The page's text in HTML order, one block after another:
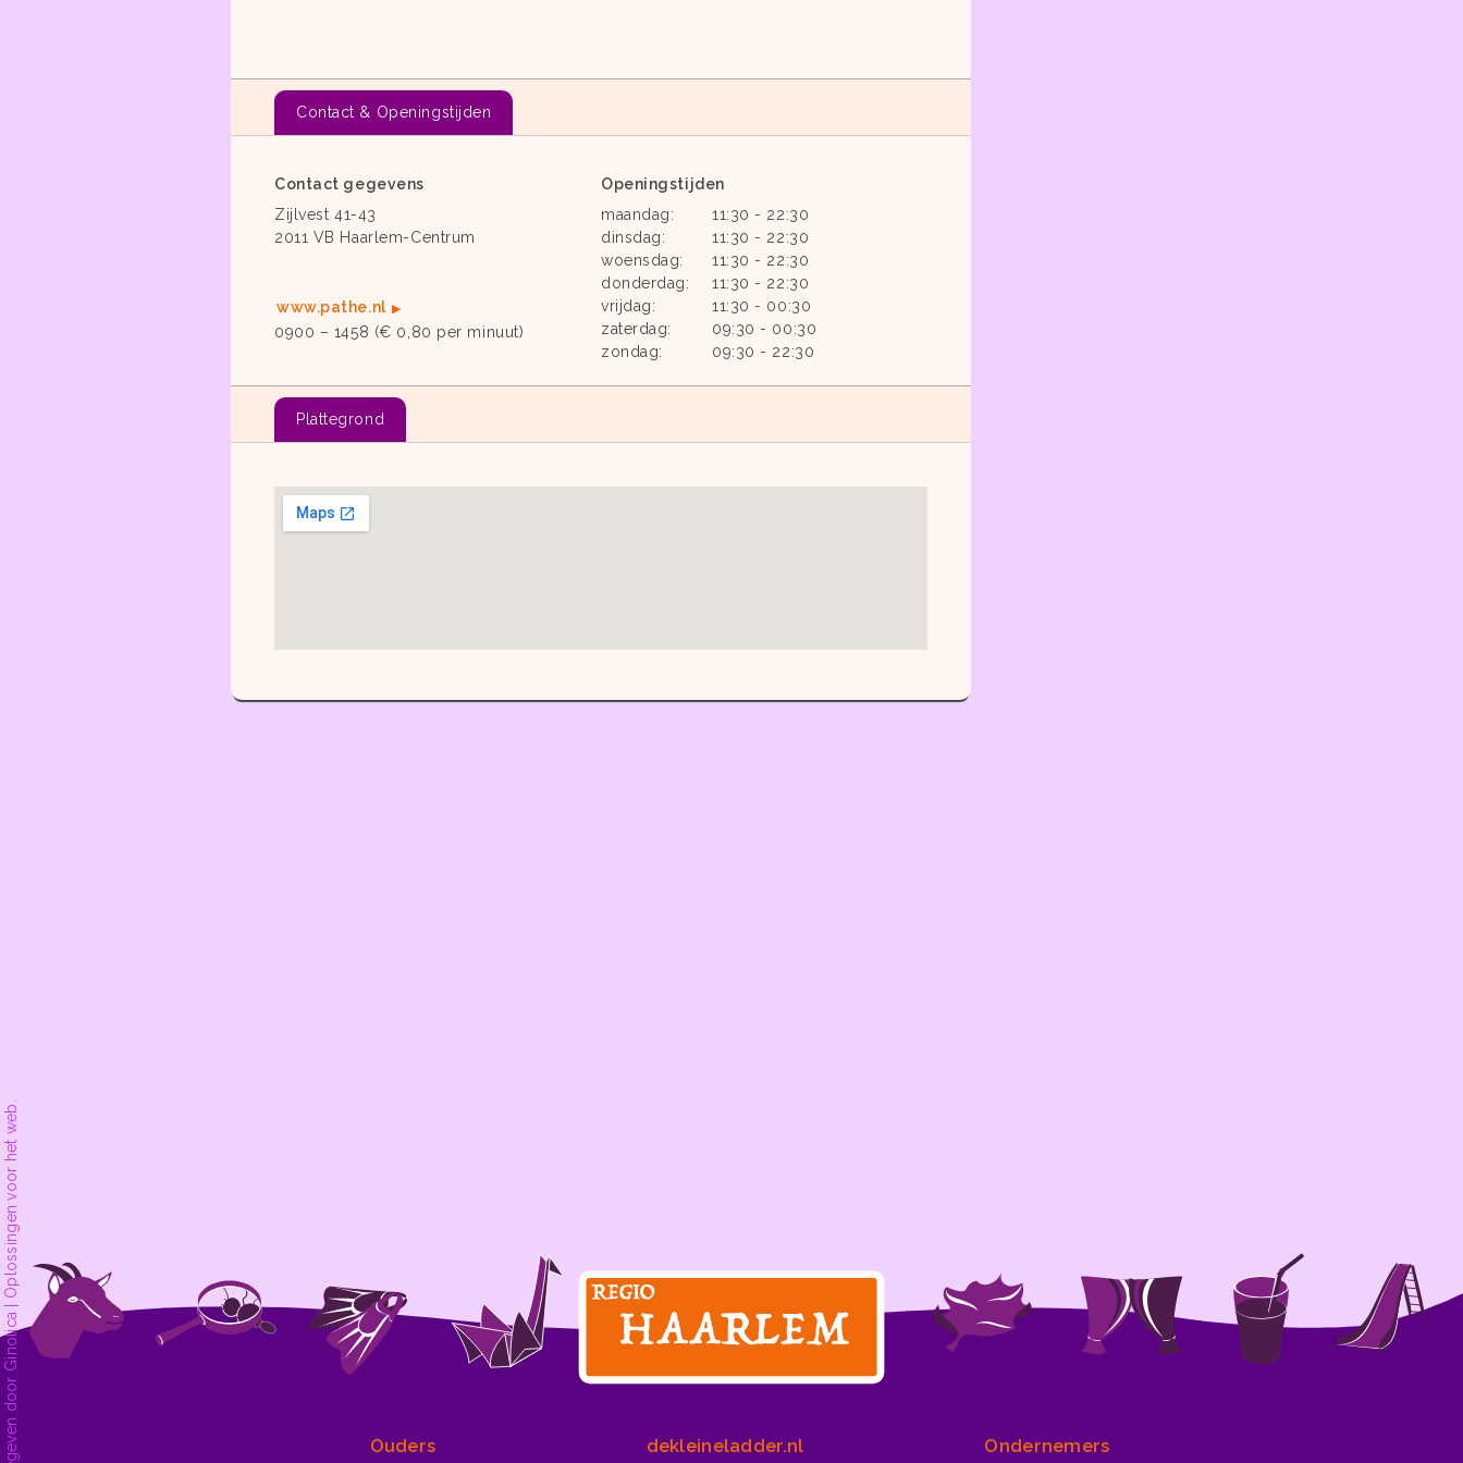
Contact & Openingstijden
Contact gegevens
Zijlvest 41-43
2011 VB Haarlem-Centrum
www.pathe.nl
0900 – 1458 (€ 0,80 per minuut)
Openingstijden
maandag:
11:30 - 22:30
dinsdag:
11:30 - 22:30
woensdag:
11:30 - 22:30
donderdag:
11:30 - 22:30
vrijdag:
11:30 - 00:30
zaterdag:
09:30 - 00:30
zondag:
09:30 - 22:30
Plattegrond
Ouders dekleineladder.nl Ondernemers